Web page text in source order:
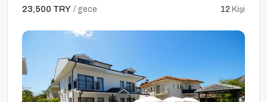
23,500 TRY / gece 12 Kişi